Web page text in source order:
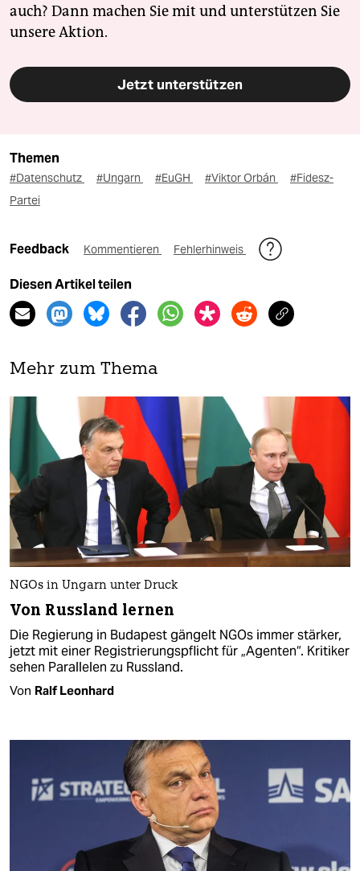
auch? Dann machen Sie mit und unterstützen Sie
unsere Aktion.
Jetzt unterstützen
Themen
#Datenschutz #Ungarn #EuGH #Viktor Orbán
#Fidesz-
Partei
Feedback Kommentieren Fehlerhinweis
Diesen Artikel teilen
Mehr zum Thema
NGOs in Ungarn unter Druck
Von Russland lernen
Die Regierung in Budapest gängelt NGOs immer stärker,
jetzt mit einer Registrierungspflicht für „Agenten“. Kritiker
sehen Parallelen zu Russland.
Von Ralf Leonhard